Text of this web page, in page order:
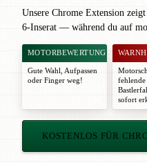
Unsere Chrome Extension
6-Inserat — während du auf
MOTORBEWERTUNG
Gute Wahl
Aufpassen
oder Finger weg!
fehlende
sofort
KOSTENLOS FÜR